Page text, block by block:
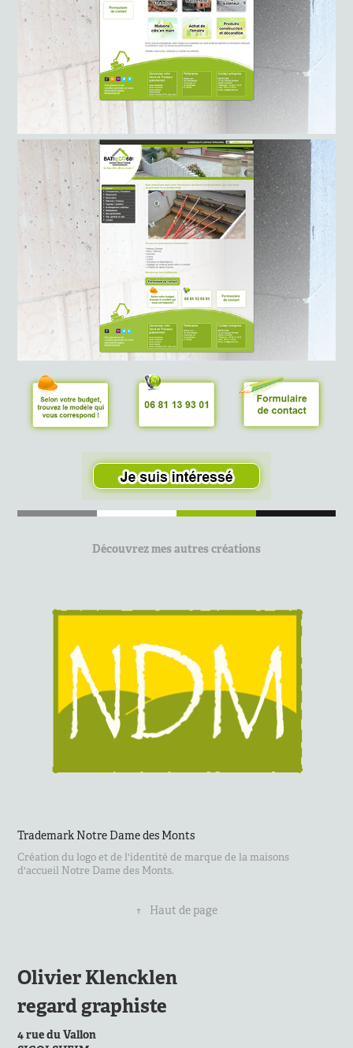
Découvrez mes autres créations
Trademark Notre Dame des Monts
Création du logo et de l'identité de marque de la maisons
d'accueil Notre Dame des Monts.
↑ Haut de page
Olivier Klencklen
regard graphiste
4 rue du Vallon